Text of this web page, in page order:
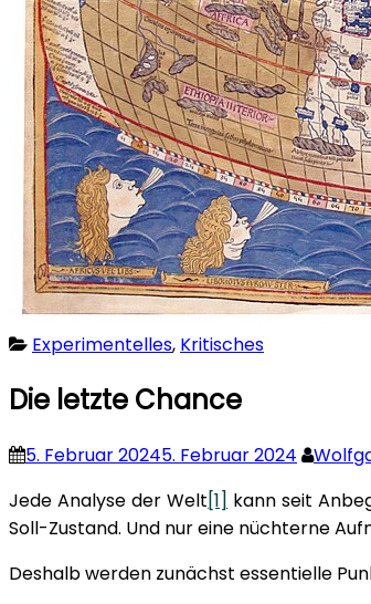
Experimentelles, Kritisches
Die letzte Chance
5. Februar 20245. Februar 2024
Jede Analyse der Welt[1] kann seit
Soll-Zustand. Und nur eine nüchterne
Deshalb werden zunächst essentielle